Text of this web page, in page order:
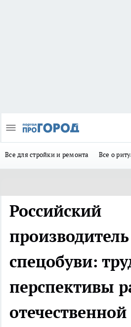
Все для стройки и ремонта Все о
Российский
производитель
спецобуви:
перспективы